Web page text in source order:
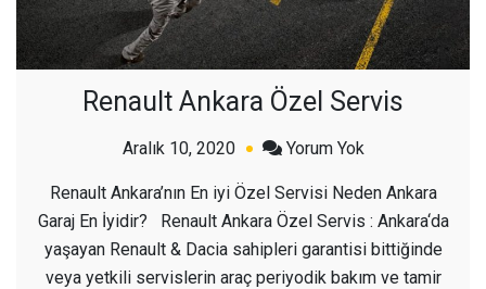
Renault Ankara Özel Servis
Aralık 10, 2020 Yorum Yokaçık
Ankara
Özel
Servis
Renault Ankara’nın En iyi Özel Servisi Neden Ankara
Garaj En İyidir? Renault Ankara Özel Servis : Ankara‘da
yaşayan Renault & Dacia sahipleri garantisi bittiğinde
veya yetkili servislerin araç periyodik bakım ve tamir